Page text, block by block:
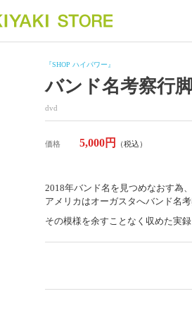
『SHOP ハイパワー』
バンド名考察行
dvd
価格 5,000円 （税込）
2018年バンド名を見つめなおす為
アメリカはオーガスタへバンド名考
その模様を余すことなく収めた実